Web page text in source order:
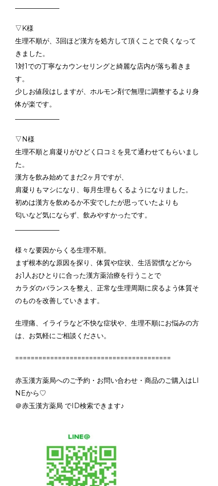
▽K様
生理不順が、3回ほど漢方を処方して頂くことで良くなって
きました。
1対1での丁寧なカウンセリングと綺麗な店内が落ち着きま
す。
少しお値段はしますが、ホルモン剤で無理に調整するより身
体が楽です。
▽N様
生理不順と肩凝りがひどく口コミを見て通わせてもらいまし
た。
漢方を飲み始めてまだ2ヶ月ですが、
肩凝りもマシになり、毎月生理もくるようになりました。
初めは漢方を飲めるか不安でしたが思っていたよりも
匂いなど気にならず、飲みやすかったです。
様々な要因からくる生理不順。
まず根本的な原因を探り、体質や症状、生活習慣などから
お1人おひとりに合った漢方薬治療を行うことで
カラダのバランスを整え、正常な生理周期に戻るよう体質そ
のものを改善していきます。
生理痛、イライラなど不快な症状や、生理不順にお悩みの方
は、お気軽にご相談ください。
========================================
赤玉漢方薬局へのご予約・お問い合わせ・商品のご購入はLI
NEから♡
＠赤玉漢方薬局 でID検索できます♪